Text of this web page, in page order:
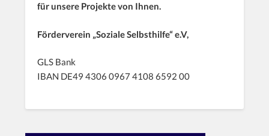
für unsere Projekte von Ihnen.
Förderverein „Soziale Selbsthilfe“ e.V,
GLS Bank
IBAN DE49 4306 0967 4108 6592 00